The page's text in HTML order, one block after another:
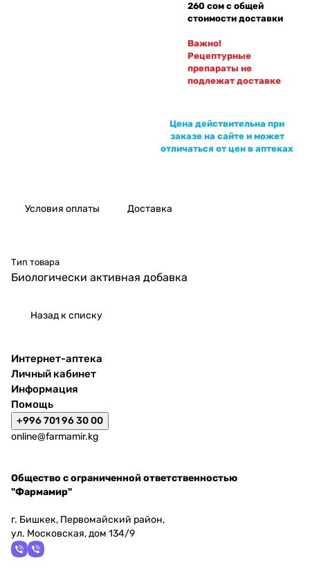
260 сом с общей
стоимости доставки
Важно!
Рецептурные
препараты не
подлежат доставке
Цена действительна при
заказе на сайте и может
отличаться от цен в аптеках
Условия оплаты Доставка
Тип товара
Биологически активная добавка
Назад к списку
Интернет-аптека
Личный кабинет
Информация
Помощь
+996 701 96 30 00
online@farmamir.kg
Общество с ограниченной ответственностью
"Фармамир"
г. Бишкек, Первомайский район,
ул. Московская, дом 134/9